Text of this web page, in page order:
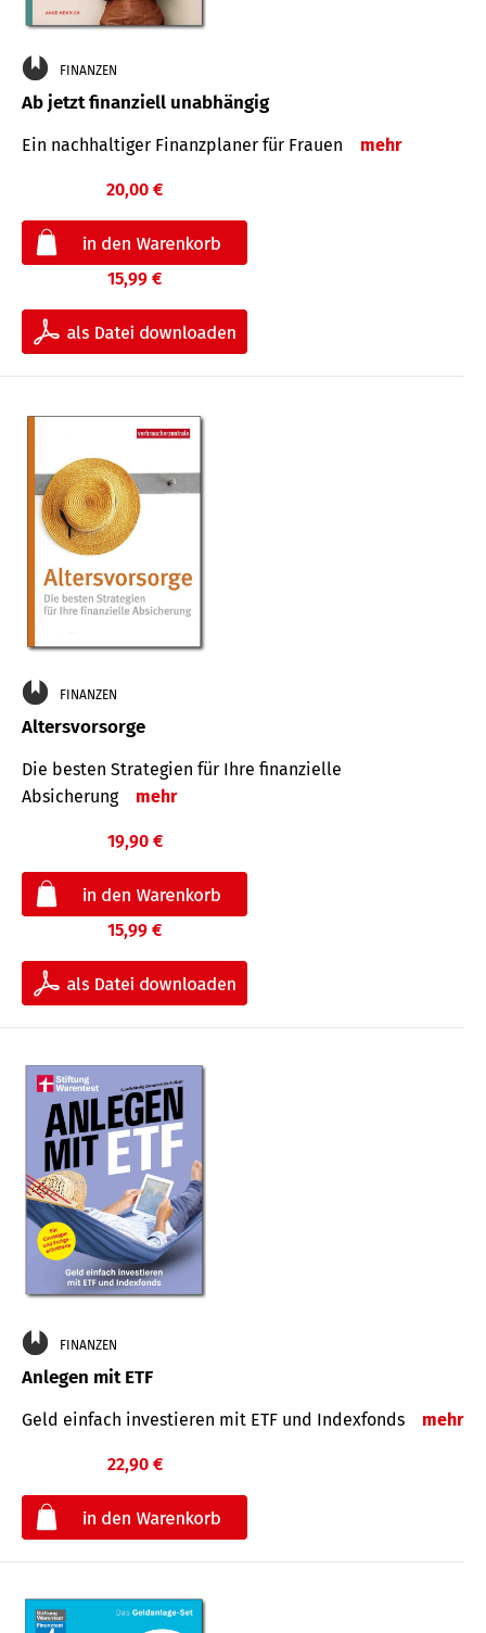
FINANZEN
Ab jetzt finanziell unabhängig
Ein nachhaltiger Finanzplaner für Frauen mehr
20,00 €
15,99 €
FINANZEN
Altersvorsorge
Die besten Strategien für Ihre finanzielle
Absicherung
mehr
19,90 €
15,99 €
FINANZEN
Anlegen mit ETF
Geld einfach investieren mit ETF und Indexfonds mehr
22,90 €